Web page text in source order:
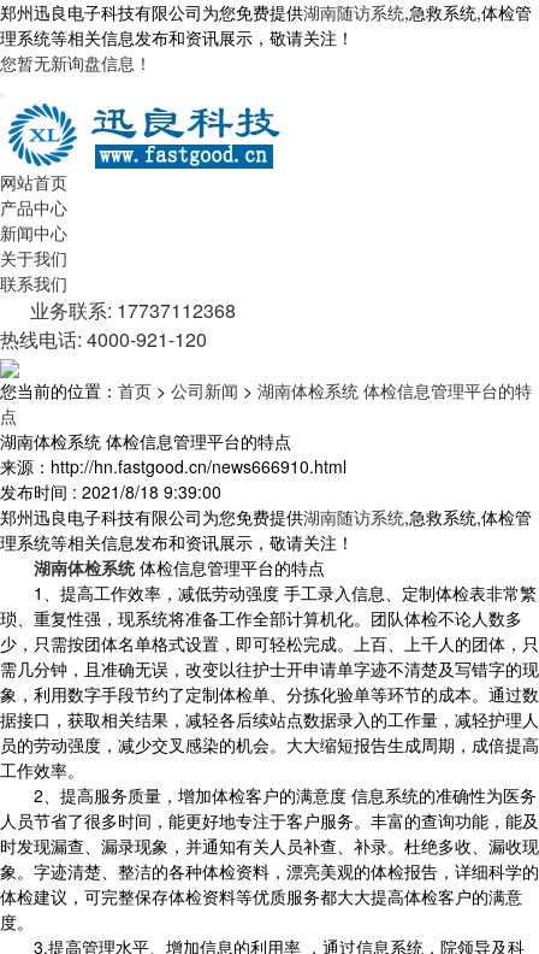
郑州迅良电子科技有限公司为您免费提供湖南随访系统,急救系统,体检管
理系统等相关信息发布和资讯展示，敬请关注！
您暂无新询盘信息！
网站首页
产品中心
新闻中心
关于我们
联系我们
业务联系: 17737112368
热线电话: 4000-921-120
您当前的位置： 首页 > 公司新闻 > 湖南体检系统 体检信息管理平台的特
点
湖南体检系统 体检信息管理平台的特点
来源：http://hn.fastgood.cn/news666910.html
发布时间 : 2021/8/18 9:39:00
郑州迅良电子科技有限公司为您免费提供湖南随访系统,急救系统,体检管
理系统等相关信息发布和资讯展示，敬请关注！
湖南体检系统体检信息管理平台的特点
1、提高工作效率，减低劳动强度 手工录入信息、定制体检表非常繁
琐、重复性强，现系统将准备工作全部计算机化。团队体检不论人数多
少，只需按团体名单格式设置，即可轻松完成。上百、上千人的团体，只
需几分钟，且准确无误，改变以往护士开申请单字迹不清楚及写错字的现
象，利用数字手段节约了定制体检单、分拣化验单等环节的成本。通过数
据接口，获取相关结果，减轻各后续站点数据录入的工作量，减轻护理人
员的劳动强度，减少交叉感染的机会。大大缩短报告生成周期，成倍提高
工作效率。
2、提高服务质量，增加体检客户的满意度 信息系统的准确性为医务
人员节省了很多时间，能更好地专注于客户服务。丰富的查询功能，能及
时发现漏查、漏录现象，并通知有关人员补查、补录。杜绝多收、漏收现
象。字迹清楚、整洁的各种体检资料，漂亮美观的体检报告，详细科学的
体检建议，可完整保存体检资料等优质服务都大大提高体检客户的满意
度。
3.提高管理水平、增加信息的利用率 ，通过信息系统，院领导及科